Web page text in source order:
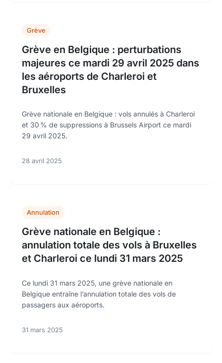
Grève
Grève en Belgique : perturbations
majeures ce mardi 29 avril 2025 dans
les aéroports de Charleroi et
Bruxelles
Grève nationale en Belgique : vols annulés à Charleroi
et 30 % de suppressions à Brussels Airport ce mardi
29 avril 2025.
28 avril 2025
Annulation
Grève nationale en Belgique :
annulation totale des vols à Bruxelles
et Charleroi ce lundi 31 mars 2025
Ce lundi 31 mars 2025, une grève nationale en
Belgique entraîne l’annulation totale des vols de
passagers aux aéroports.
31 mars 2025